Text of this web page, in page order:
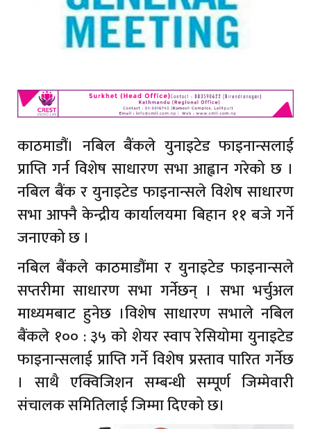
काठमाडौं। नबिल बैंकले युनाइटेड फाइनान्सलाई
प्राप्ति गर्न विशेष साधारण सभा आह्वान गरेको छ ।
नबिल बैंक र युनाइटेड फाइनान्सले विशेष साधारण
सभा आफ्नै केन्द्रीय कार्यालयमा बिहान ११ बजे गर्ने
जनाएको छ ।
नबिल बैंकले काठमाडौंमा र युनाइटेड फाइनान्सले
सप्तरीमा साधारण सभा गर्नेछन् । सभा भर्चुअल
माध्यमबाट हुनेछ ।विशेष साधारण सभाले नबिल
बैंकले १०० : ३५ को शेयर स्वाप रेसियोमा युनाइटेड
फाइनान्सलाई प्राप्ति गर्ने विशेष प्रस्ताव पारित गर्नेछ
। साथै एक्विजिशन सम्बन्धी सम्पूर्ण जिम्मेवारी
संचालक समितिलाई जिम्मा दिएको छ।